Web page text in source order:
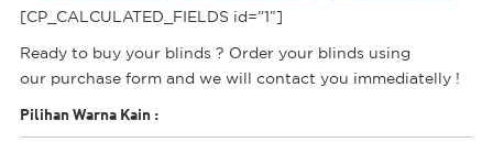
[CP_CALCULATED_FIELDS id=”1″]
Ready to buy your blinds ? Order your blinds using
our purchase form and we will contact you immediatelly !
Pilihan Warna Kain :